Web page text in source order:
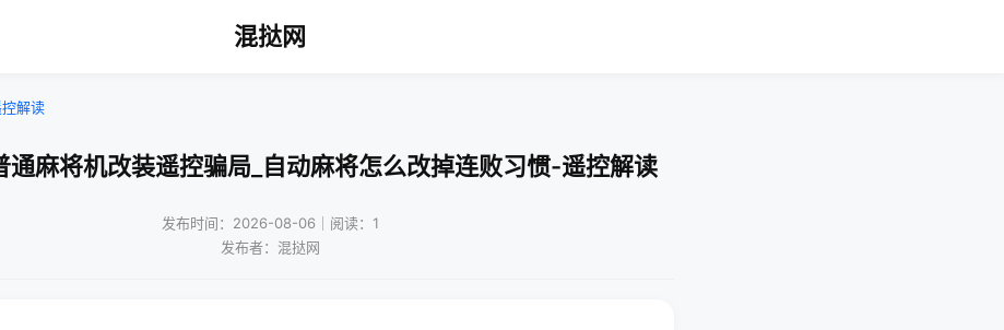
混挞网
解读
通麻将机改装遥控骗局_自动麻将怎么改掉连败习惯-遥控解读
发布时间：2026-08-06｜阅读：1
发布者：混挞网